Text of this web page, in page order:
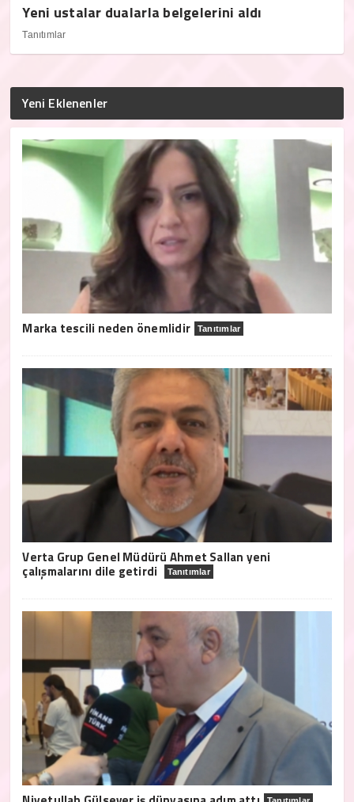
Yeni ustalar dualarla belgelerini aldı
Tanıtımlar
Yeni Eklenenler
Marka tescili neden önemlidir Tanıtımlar
Verta Grup Genel Müdürü Ahmet Sallan yeni
çalışmalarını dile getirdi Tanıtımlar